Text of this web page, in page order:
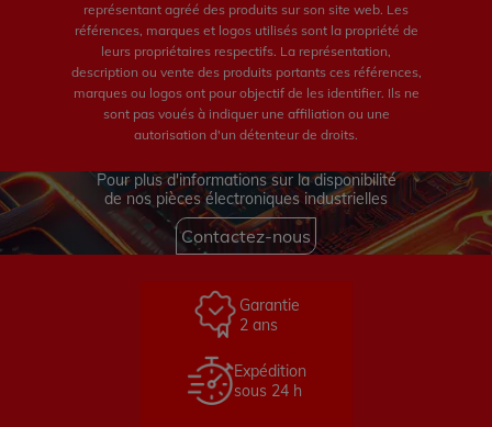
représentant agréé des produits sur son site web. Les
références, marques et logos utilisés sont la propriété de
leurs propriétaires respectifs. La représentation,
description ou vente des produits portants ces références,
marques ou logos ont pour objectif de les identifier. Ils ne
sont pas voués à indiquer une affiliation ou une
autorisation d'un détenteur de droits.
Pour plus d'informations sur la disponibilité
de nos pièces électroniques industrielles
Contactez-nous
Garantie
2 ans
Expédition
sous 24 h